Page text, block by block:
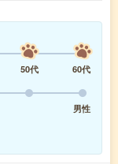
50代
60代
男性